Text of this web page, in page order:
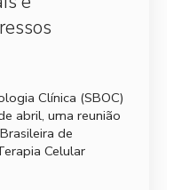
Clínica (SBOC)
abril, uma reunião
de
Celular